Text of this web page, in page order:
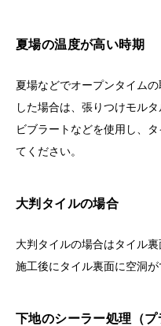
夏場の温度が高い時期
夏場などでオープンタイム
した場合は、張りつけモル
ビブラートなどを使用し、
てください。
大判タイルの場合
大判タイルの場合はタイル
施工後にタイル裏面に空洞が
下地のシーラー処理（プ